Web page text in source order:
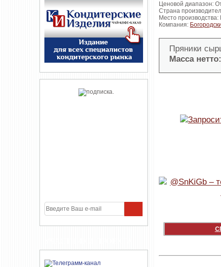
Ценовой диапазон:
Страна
Место
Компания:
Пряники
Масса